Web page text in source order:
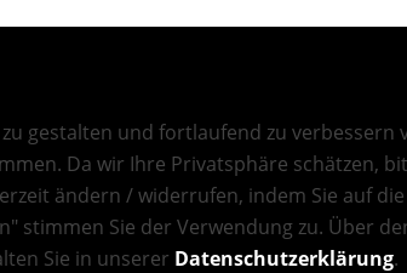
gestalten und fortlaufend zu verbessern
Da wir Ihre Privatsphäre schätzen,
ändern / widerrufen, indem Sie auf
stimmen Sie der Verwendung zu. Über
Sie in unserer Datenschutzerklärung.